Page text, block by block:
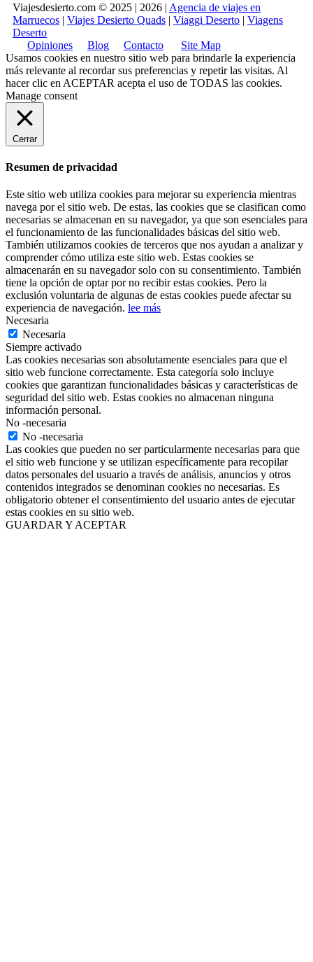
Viajesdesierto.com © 2025 | 2026 | Agencia de viajes en
Marruecos | Viajes Desierto Quads | Viaggi Deserto | Viagens
Deserto
Opiniones
Blog Contacto
Site Map
Usamos cookies en nuestro sitio web para brindarle la experiencia
más relevante al recordar sus preferencias y repetir las visitas. Al
hacer clic en ACEPTAR acepta el uso de TODAS las cookies.
Manage consent
Cerrar
Resumen de privacidad
Este sitio web utiliza cookies para mejorar su experiencia mientras
navega por el sitio web. De estas, las cookies que se clasifican como
necesarias se almacenan en su navegador, ya que son esenciales para
el funcionamiento de las funcionalidades básicas del sitio web.
También utilizamos cookies de terceros que nos ayudan a analizar y
comprender cómo utiliza este sitio web. Estas cookies se
almacenarán en su navegador solo con su consentimiento. También
tiene la opción de optar por no recibir estas cookies. Pero la
exclusión voluntaria de algunas de estas cookies puede afectar su
experiencia de navegación. lee más
Necesaria
Necesaria
Siempre activado
Las cookies necesarias son absolutamente esenciales para que el
sitio web funcione correctamente. Esta categoría solo incluye
cookies que garantizan funcionalidades básicas y características de
seguridad del sitio web. Estas cookies no almacenan ninguna
información personal.
No -necesaria
No -necesaria
Las cookies que pueden no ser particularmente necesarias para que
el sitio web funcione y se utilizan específicamente para recopilar
datos personales del usuario a través de análisis, anuncios y otros
contenidos integrados se denominan cookies no necesarias. Es
obligatorio obtener el consentimiento del usuario antes de ejecutar
estas cookies en su sitio web.
GUARDAR Y ACEPTAR